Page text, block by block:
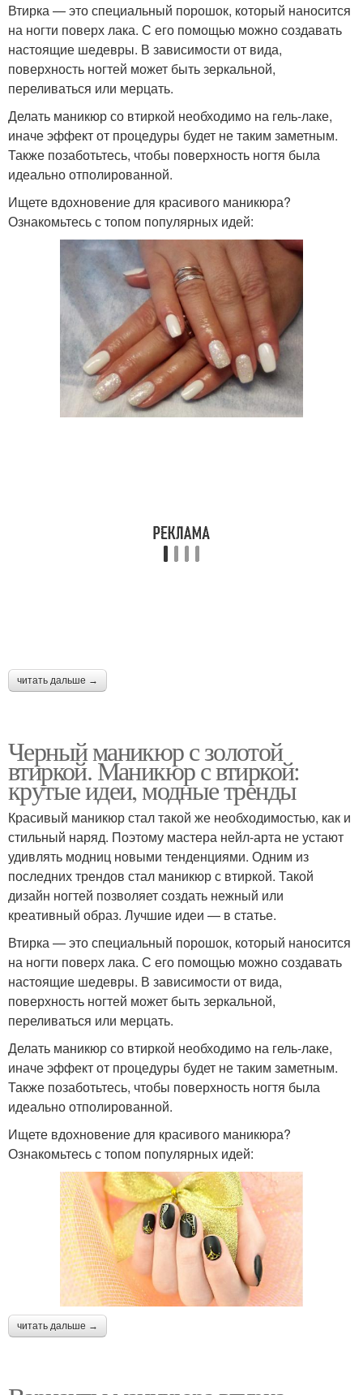
Втирка — это специальный порошок, который наносится
на ногти поверх лака. С его помощью можно создавать
настоящие шедевры. В зависимости от вида,
поверхность ногтей может быть зеркальной,
переливаться или мерцать.
Делать маникюр со втиркой необходимо на гель-лаке,
иначе эффект от процедуры будет не таким заметным.
Также позаботьтесь, чтобы поверхность ногтя была
идеально отполированной.
Ищете вдохновение для красивого маникюра?
Ознакомьтесь с топом популярных идей:
читать дальше →
Черный маникюр с золотой
втиркой. Маникюр с втиркой:
крутые идеи, модные тренды
Красивый маникюр стал такой же необходимостью, как и
стильный наряд. Поэтому мастера нейл-арта не устают
удивлять модниц новыми тенденциями. Одним из
последних трендов стал маникюр с втиркой. Такой
дизайн ногтей позволяет создать нежный или
креативный образ. Лучшие идеи — в статье.
Втирка — это специальный порошок, который наносится
на ногти поверх лака. С его помощью можно создавать
настоящие шедевры. В зависимости от вида,
поверхность ногтей может быть зеркальной,
переливаться или мерцать.
Делать маникюр со втиркой необходимо на гель-лаке,
иначе эффект от процедуры будет не таким заметным.
Также позаботьтесь, чтобы поверхность ногтя была
идеально отполированной.
Ищете вдохновение для красивого маникюра?
Ознакомьтесь с топом популярных идей:
читать дальше →